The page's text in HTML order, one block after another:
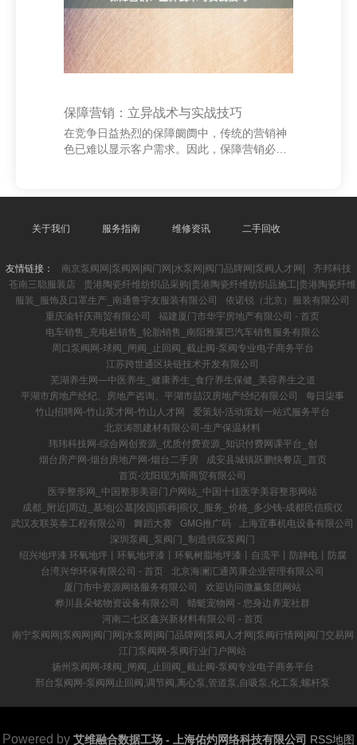
考究互动，了解客户需求，提供个性化作事，
保障营销：立异战术与实战技巧
在竞争日益热烈的保障阛阓中，传统的营销神
色已难以显示客户需求。因此，保障营销必须
户是关节。通过大数据分析，保障公司不错深
化产物推选决策。举例，针对年青群体推出天
与购买。 其次，线上线下交融成为趋势。线上
渠说念如外交媒体、短视频平台和电商平台，
能灵验扩大品牌曝光；线下则提防客户体验，
通过专科参谋人提供一双一就业，增强信任
感。 此外，本体
关于我们 服务指南 维修资讯 二手回收
友情链接： 南京泵阀网|泵阀网|阀门网|水泵网|阀门品牌网|泵阀人才网|
齐邦科技
苍南三聪服装店
贵港陶瓷纤维纺织品采购|贵港陶瓷纤维纺织品施工|贵港陶瓷纤维
服装_服饰及口罩生产_南通鲁宇友服装有限公司
依诺锐（北京）服装有限公司
重庆渝轩庆商贸有限公司
福建厦门市华宇房地产有限公司 - 首页
电车销售_充电桩销售_轮胎销售_南阳雅莱巴汽车销售服务有限公
周口泵阀网-球阀_闸阀_止回阀_截止阀-泵阀专业电子商务平台
江苏跨世通区块链技术开发有限公司
芜湖养生网—中医养生_健康养生_食疗养生保健_美容养生之道
平湖市房地产经纪、房地产咨询、平湖市喆汉房地产经纪有限公司
每日柒事
竹山招聘网-竹山英才网-竹山人才网
爱策划-活动策划一站式服务平台
北京涛凯建材有限公司-生产保温材料
玮玮科技网-综合网创资源_优质付费资源_知识付费网课平台_创
烟台房产网-烟台房地产网-烟台二手房
成安县城镇跃鹏快餐店_首页
首页-沈阳现为斯商贸有限公司
医学整形网_中国整形美容门户网站_中国十佳医学美容整形网站
成都_附近|周边_墓地|公墓|陵园|殡葬|殡仪_服务_价格_多少钱-成都民信殡仪
武汉友联英泰工程有限公司
舞蹈大赛 GMG推广码
上海宜事机电设备有限公司
深圳泵阀_泵阀门_制造供应泵阀门
绍兴地坪漆 环氧地坪丨环氧地坪漆丨环氧树脂地坪漆丨自流平丨防静电丨防腐
台湾兴华环保有限公司 - 首页
北京海澜汇通芮康企业管理有限公司
厦门市中资源网络服务有限公司
欢迎访问微赢集团网站
桦川县朵铭物资设备有限公司
蜻蜓宠物网 - 您身边养宠社群
河南二七区鑫兴新材料有限公司 - 首页
南宁泵阀网|泵阀网|阀门网|水泵网|阀门品牌网|泵阀人才网|泵阀行情网|阀门交易网
江门泵阀网-泵阀行业门户网站
扬州泵阀网-球阀_闸阀_止回阀_截止阀-泵阀专业电子商务平台
邢台泵阀网-泵阀网止回阀,调节阀,离心泵,管道泵,自吸泵,化工泵,螺杆泵
Powered by 艾维融合数据工场 - 上海佑灼网络科技有限公司 RSS地图